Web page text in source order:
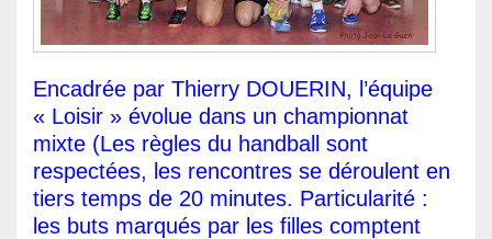
Encadrée par Thierry DOUERIN, l’équipe
« Loisir » évolue dans un championnat
mixte (Les règles du handball sont
respectées, les rencontres se déroulent en
tiers temps de 20 minutes. Particularité :
les buts marqués par les filles comptent